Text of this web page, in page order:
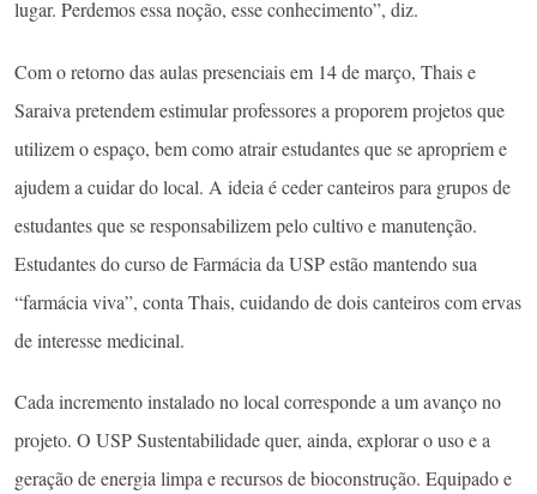
lugar. Perdemos essa noção, esse conhecimento”, diz.
Com o retorno das aulas presenciais em 14 de março, Thais e
Saraiva pretendem estimular professores a proporem projetos que
utilizem o espaço, bem como atrair estudantes que se apropriem e
ajudem a cuidar do local. A ideia é ceder canteiros para grupos de
estudantes que se responsabilizem pelo cultivo e manutenção.
Estudantes do curso de Farmácia da USP estão mantendo sua
“farmácia viva”, conta Thais, cuidando de dois canteiros com ervas
de interesse medicinal.
Cada incremento instalado no local corresponde a um avanço no
projeto. O USP Sustentabilidade quer, ainda, explorar o uso e a
geração de energia limpa e recursos de bioconstrução. Equipado e